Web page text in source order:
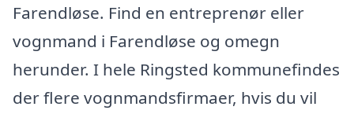
Farendløse. Find en entreprenør eller
vognmand i Farendløse og omegn
herunder. I hele Ringsted kommunefindes
der flere vognmandsfirmaer, hvis du vil